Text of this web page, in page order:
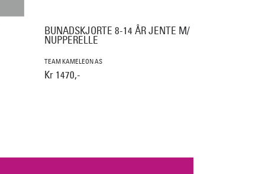
BUNADSKJORTE 8-14 ÅR JENTE M/
NUPPERELLE
TEAM KAMELEON AS
Kr 1470,-